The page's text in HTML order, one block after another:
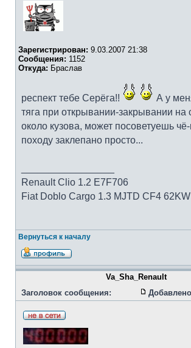
Зарегистрирован: 9.03.2007 21:38
Сообщения: 1152
Откуда: Браслав
респект тебе Серёга!!
А у
тяга при открывании-закрывании на
около кузова, может посоветуешь
походу заклепано просто...
Renault Clio 1.2 E7F706
Fiat Doblo Cargo 1.3 MJTD CF4 62KW
Вернуться к началу
Va_Sha_Renault
Заголовок сообщения: